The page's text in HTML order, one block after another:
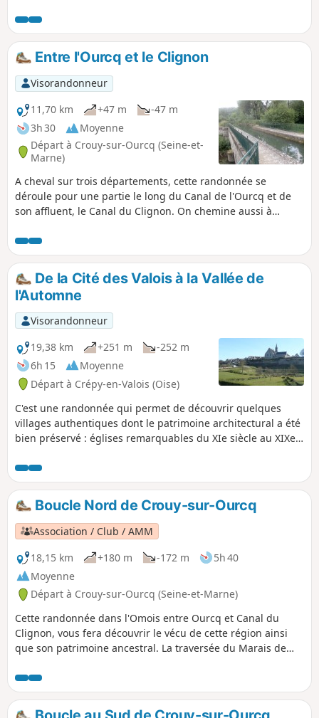
partir du XIIe siècle.
Entre l'Ourcq et le Clignon
Visorandonneur
11,70 km
+47 m
-47 m
3h 30
Moyenne
Départ à Crouy-sur-Ourcq (Seine-et-
Marne)
A cheval sur trois départements, cette randonnée se
déroule pour une partie le long du Canal de l'Ourcq et de
son affluent, le Canal du Clignon. On chemine aussi à
le Marais de Beauval et le long de la Rivière Ourcq, au
milieu d'une végétation plutôt dense abritant de nombreux
oiseaux. Les déambulations dans le bourg de Crouy-sur-
Ourcq et le hameau de Moisy, au riche patrimoine,
complètent cette randonnée très diversifiée.
De la Cité des Valois à la Vallée de
l'Automne
Visorandonneur
19,38 km
+251 m
-252 m
6h 15
Moyenne
Départ à Crépy-en-Valois (Oise)
C'est une randonnée qui permet de découvrir quelques
villages authentiques dont le patrimoine architectural a été
bien préservé : églises remarquables du XIe siècle au XIXe
prairies et les vallons du Valois et de la Vallée de l'Automne,
dans le calme et la sérénité, donne le sentiment d'être en
parfaite harmonie avec la nature
Boucle Nord de Crouy-sur-Ourcq
Association / Club / AMM
18,15 km
+180 m -172 m
5h 40
Moyenne
Départ à Crouy-sur-Ourcq (Seine-et-Marne)
Cette randonnée dans l'Omois entre Ourcq et Canal du
Clignon, vous fera découvrir le vécu de cette région ainsi
que son patrimoine ancestral. La traversée du Marais de
des tourbières et des peupleraies de la vallée de l'Ourcq,
les amphibiens, les libellules, les papillons, et de nombreux
oiseaux aquatiques peuvent être observés selon la saison.